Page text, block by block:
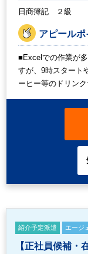
日商簿記 ２級
アピールポ
■Excelでの作業が
すが、9時スタート
ーヒー等のドリン
紹介予定派遣 エージ
【正社員候補